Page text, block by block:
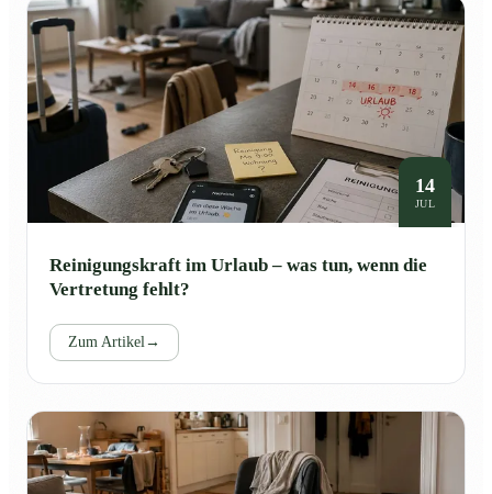
14
JUL
Reinigungskraft im Urlaub – was tun, wenn die
Vertretung fehlt?
Zum Artikel→